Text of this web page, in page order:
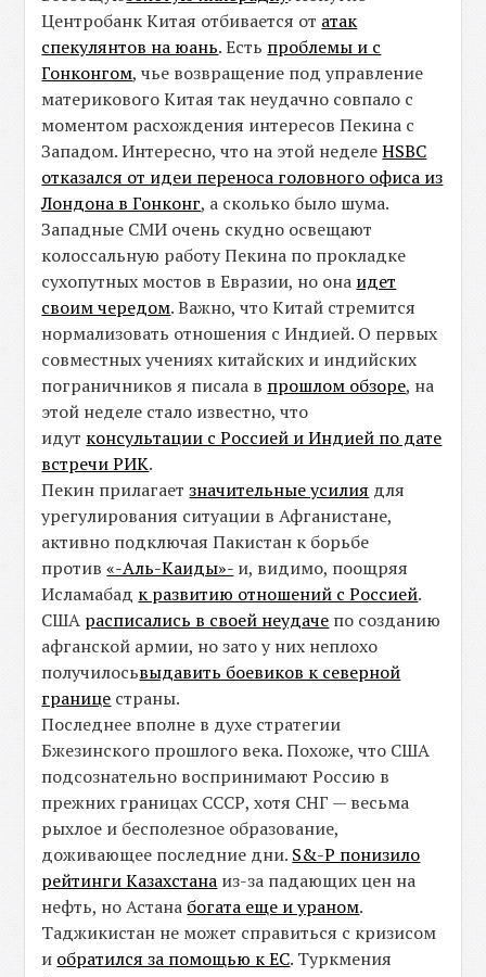
Центробанк Китая отбивается от атак
спекулянтов на юань. Есть проблемы и с
Гонконгом, чье возвращение под управление
материкового Китая так неудачно совпало с
моментом расхождения интересов Пекина с
Западом. Интересно, что на этой неделеHSBC
отказался от идеи переноса головного офиса из
Лондона в Гонконг, а сколько было шума.
Западные СМИ очень скудно освещают
колоссальную работу Пекина по прокладке
сухопутных мостов в Евразии, но она идет
своим чередом. Важно, что Китай стремится
нормализовать отношения с Индией. О первых
совместных учениях китайских и индийских
пограничников я писала в прошлом обзоре, на
этой неделе стало известно, что
идут консультации с Россией и Индией по дате
встречи РИК.
Пекин прилагаетзначительные усилия для
урегулирования ситуации в Афганистане,
активно подключая Пакистан к борьбе
против«-Аль-Каиды»- и, видимо, поощряя
Исламабад к развитию отношений с Россией.
США расписались в своей неудаче по созданию
афганской армии, но зато у них неплохо
получилосьвыдавить боевиков к северной
границе страны.
Последнее вполне в духе стратегии
Бжезинского прошлого века. Похоже, что США
подсознательно воспринимают Россию в
прежних границах СССР, хотя СНГ — весьма
рыхлое и бесполезное образование,
доживающее последние дни. S&-P понизило
рейтинги Казахстана из-за падающих цен на
нефть, но Астана богата еще и ураном.
Таджикистан не может справиться с кризисом
и обратился за помощью к ЕС. Туркмения